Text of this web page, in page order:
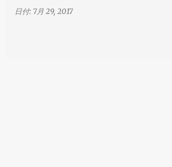
日付: 7月 29, 2017